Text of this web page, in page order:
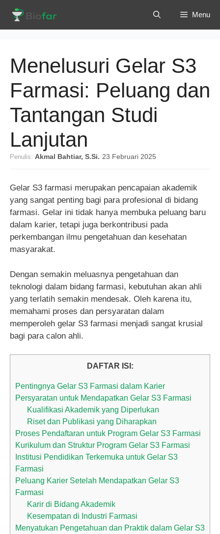
isi
Menu
Menelusuri Gelar S3
Farmasi: Peluang dan
Tantangan Studi
Lanjutan
Penulis: Akmal Bahtiar, S.Si. · 23 Februari 2025
Gelar S3 farmasi merupakan pencapaian akademik
yang sangat penting bagi para profesional di bidang
farmasi. Gelar ini tidak hanya membuka peluang baru
dalam karier, tetapi juga berkontribusi pada
perkembangan ilmu pengetahuan dan kesehatan
masyarakat.
Dengan semakin meluasnya pengetahuan dan
teknologi dalam bidang farmasi, kebutuhan akan ahli
yang terlatih semakin mendesak. Oleh karena itu,
memahami proses dan persyaratan dalam
memperoleh gelar S3 farmasi menjadi sangat krusial
bagi para calon ahli.
DAFTAR ISI:
Pentingnya Gelar S3 Farmasi dalam Karier
Persyaratan untuk Mendapatkan Gelar S3 Farmasi
Kualifikasi Akademik yang Diperlukan
Riset dan Publikasi yang Diharapkan
Proses Pendaftaran untuk Program Gelar S3 Farmasi
Kurikulum dan Struktur Program Gelar S3 Farmasi
Institusi Pendidikan Terkemuka untuk Gelar S3
Farmasi
Peluang Karier Setelah Mendapatkan Gelar S3
Farmasi
Karir di Bidang Akademik
Kesempatan di Industri Farmasi
Menyatukan Pengetahuan dan Praktik dalam Gelar S3